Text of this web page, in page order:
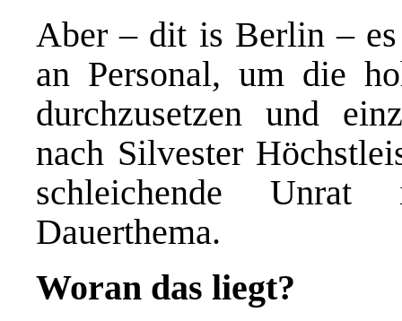
Aber – dit is Berlin –
an Personal, um die
durchzusetzen und
nach Silvester
schleichende
Dauerthema.
Woran das liegt?